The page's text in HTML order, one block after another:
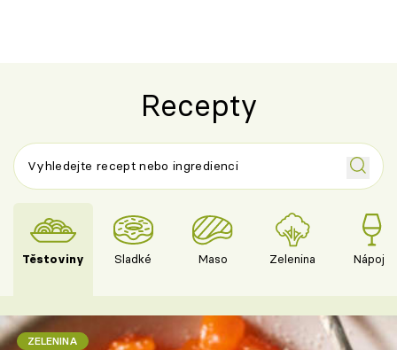
Recepty
Těstoviny Sladké Maso Zelenina Nápoje
ZELENINA